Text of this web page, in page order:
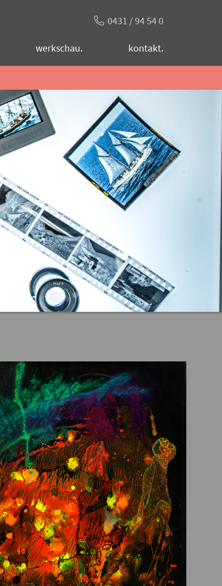
0431 / 94 54 0
werkschau. kontakt.